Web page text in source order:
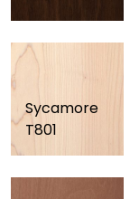
Sycamore
T801